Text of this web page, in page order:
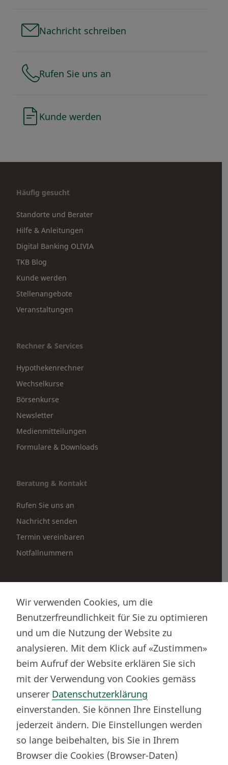
Nachricht schreiben
Rufen Sie uns an
Kunde werden
Häufig gesucht
Standorte und Berater
Hilfe & Anleitungen
Digital Banking OLIVIA
TKB Blog
Kunde werden
Stellenangebote
Veranstaltungen
Rechner & Services
Hypothekenrechner
Wechselkurse
Börsenkurse
Newsletter
Medienmitteilungen
Formulare & Downloads
Beratung & Kontakt
Rufen Sie uns an
Nachricht senden
Termin vereinbaren
Notfallnummern
Börsenportal Yourmoney
Thurgauer Kantonalbank
Bankenclearingnr.
784
BIC (SWIFT)
KBTGCH22
Weitere TKB Nummern
Rechtliche Hinweise
Barrierefreiheit
Wir verwenden Cookies, um die
Benutzerfreundlichkeit für Sie zu optimieren
und um die Nutzung der Website zu
analysieren. Mit dem Klick auf «Zustimmen»
beim Aufruf der Website erklären Sie sich
mit der Verwendung von Cookies gemäss
unserer Datenschutzerklärung
einverstanden. Sie können Ihre Einstellung
jederzeit ändern. Die Einstellungen werden
so lange beibehalten, bis Sie in Ihrem
Browser die Cookies (Browser-Daten)